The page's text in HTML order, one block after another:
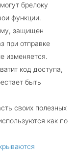
брелоку
функции.
защищен
при отправке
изменяется.
код доступа,
быть
своих полезных
как по